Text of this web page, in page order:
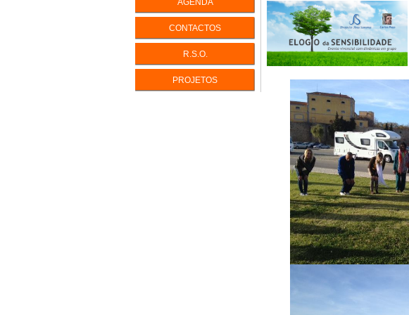
AGENDA
CONTACTOS
R.S.O.
PROJETOS
INTELIGÊNCIA EMOCIONAL
INTELIGÊNCIA ESPIRITUAL
PERFIS DE
ENEAGRAMA
EQUILÍBRIO PESSOAL
LIDAR COM O CONFLITO
IKIGAI - Viver com Propósito
A Vida como Projeto